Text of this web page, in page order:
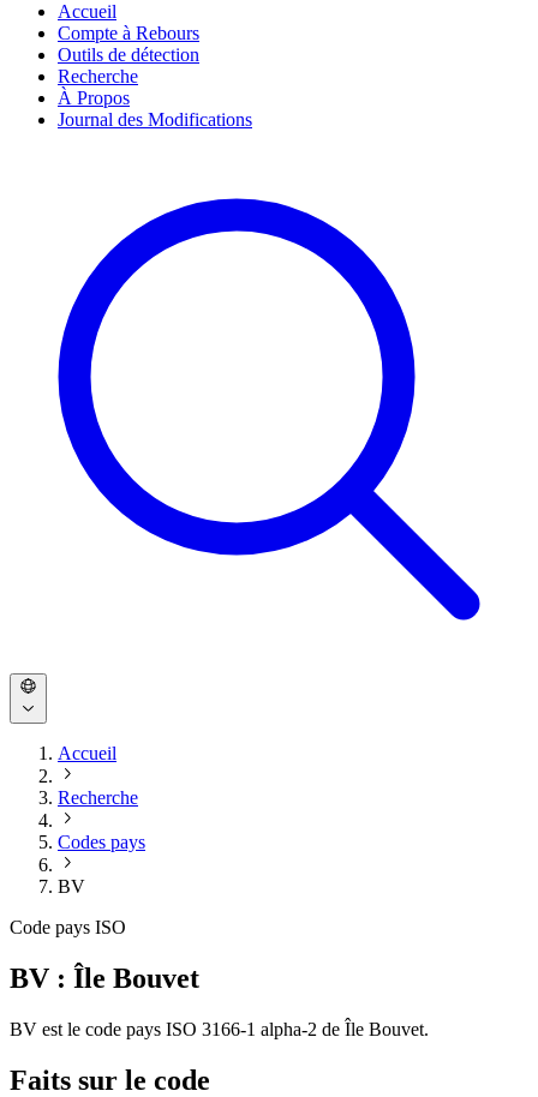
Accueil
Compte à Rebours
Outils de détection
Recherche
À Propos
Journal des Modifications
Accueil
Recherche
Codes pays
BV
Code pays ISO
BV : Île Bouvet
BV est le code pays ISO 3166-1 alpha-2 de Île Bouvet.
Faits sur le code